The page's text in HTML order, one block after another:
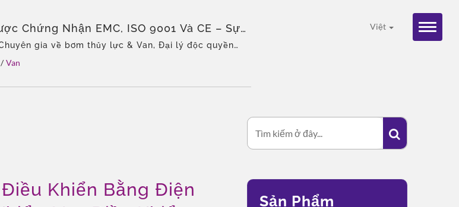
Việt
Chứng Nhận EMC, ISO 9001 Và CE – Sự
CMLgia về bơm thủy lực & Van, Đại lý độc quyền
phối toàn cầu.
/ Van
Khiển Bằng Điện
Sản Phẩm